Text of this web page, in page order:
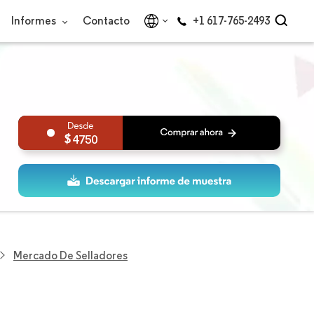
Informes Contacto +1 617-765-2493
4750
Mercado De Selladores